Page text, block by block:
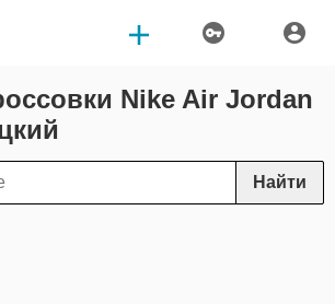
Nike Air Jordan
Найти